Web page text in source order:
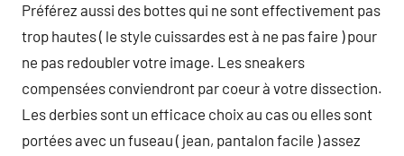
Préférez aussi des bottes qui ne sont effectivement pas
trop hautes ( le style cuissardes est à ne pas faire ) pour
ne pas redoubler votre image. Les sneakers
compensées conviendront par coeur à votre dissection.
Les derbies sont un efficace choix au cas ou elles sont
portées avec un fuseau ( jean, pantalon facile ) assez